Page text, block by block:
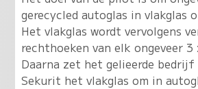
gerecycled autoglas in vlakglas
Het vlakglas wordt vervolgens
rechthoeken van elk ongeveer 3
Daarna zet het gelieerde bedrijf
Sekurit het vlakglas om in